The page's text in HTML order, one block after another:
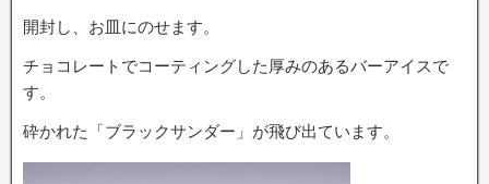
開封し、お皿にのせます。
チョコレートでコーティングした厚みのあるバーアイスで
す。
砕かれた「ブラックサンダー」が飛び出ています。